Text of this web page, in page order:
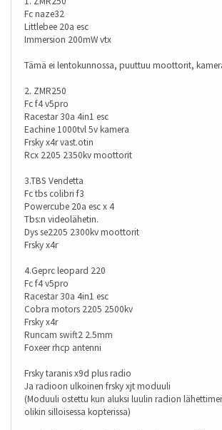
Fc naze32
Littlebee 20a esc
Immersion 200mW vtx
Tämä ei lentokunnossa, puuttuu moottorit,
2. ZMR250
Fc f4 v5pro
Racestar 30a 4in1 esc
Eachine 1000tvl 5v kamera
Frsky x4r vast.otin
Rcx 2205 2350kv moottorit
3.TBS Vendetta
Fc tbs colibri f3
Powercube 20a esc x 4
Tbs:n videolähetin.
Dys se2205 2300kv moottorit
Frsky x4r
4.Geprc leopard 220
Fc f4 v5pro
Racestar 30a 4in1 esc
Cobra motors 2205 2500kv
Frsky x4r
Runcam swift2 2.5mm
Foxeer rhcp antenni
Frsky taranis x9d plus radio
Ja radioon ulkoinen frsky xjt moduuli
(Moduuli ostettu kun aluksi luulin radion
olikin silloisessa kopterissa)